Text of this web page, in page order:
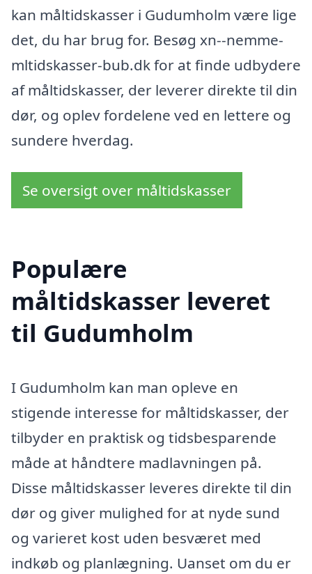
kan måltidskasser i Gudumholm være lige
det, du har brug for. Besøg xn--nemme-
mltidskasser-bub.dk for at finde udbydere
af måltidskasser, der leverer direkte til din
dør, og oplev fordelene ved en lettere og
sundere hverdag.
Se oversigt over måltidskasser
Populære
måltidskasser leveret
til Gudumholm
I Gudumholm kan man opleve en
stigende interesse for måltidskasser, der
tilbyder en praktisk og tidsbesparende
måde at håndtere madlavningen på.
Disse måltidskasser leveres direkte til din
dør og giver mulighed for at nyde sund
og varieret kost uden besværet med
indkøb og planlægning. Uanset om du er